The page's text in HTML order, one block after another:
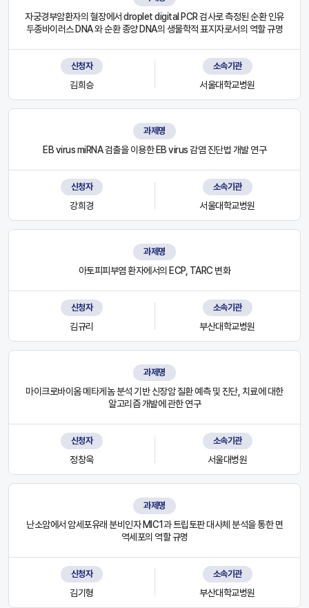
자궁경부암환자의 혈장에서 droplet digital PCR 검사로 측정된 순환 인유
두종바이러스 DNA 와 순환 종양 DNA의 생물학적 표지자로서의 역할 규명
신청자
김희승
소속기관
서울대학교병원
과제명
EB virus miRNA 검출을 이용한 EB virus 감염 진단법 개발 연구
신청자
강희경
소속기관
서울대학교병원
과제명
아토피피부염 환자에서의 ECP, TARC 변화
신청자
김규리
소속기관
부산대학교병원
과제명
마이크로바이옴 메타게놈 분석 기반 신장암 질환 예측 및 진단, 치료에 대한
알고리즘 개발에 관한 연구
신청자
정창욱
소속기관
서울대병원
과제명
난소암에서 암세포유래 분비인자 MIC1과 트립토판 대사체 분석을 통한 면
역세포의 역할 규명
신청자
김기형
소속기관
부산대학교병원